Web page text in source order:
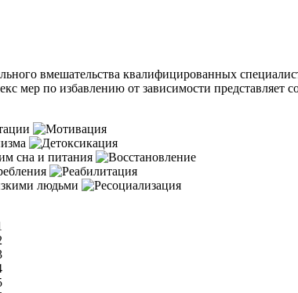
вмешательства квалифицированных
мер по избавлению от зависимости
сна и питания
людьми